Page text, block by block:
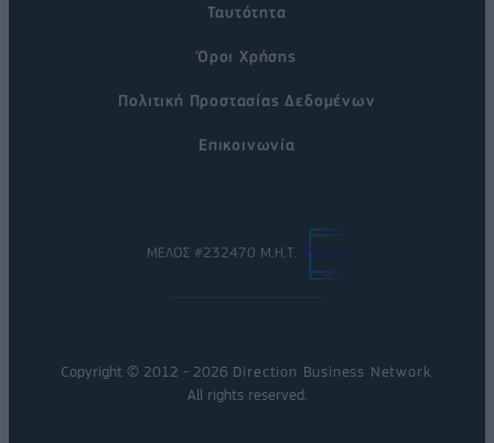
Ταυτότητα
Όροι Χρήσης
Πολιτική Προστασίας Δεδομένων
Επικοινωνία
ΜΕΛΟΣ #232470 Μ.Η.Τ.
Copyright © 2012 - 2026 Direction Business Network
All rights reserved.